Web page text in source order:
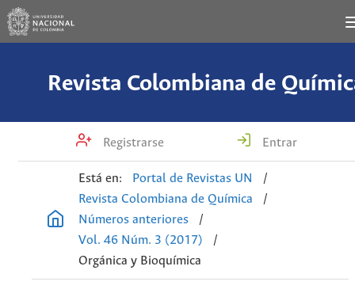
Revista Colombiana de
Registrarse Entrar
Está en: Portal de Revistas UN
/
Revista Colombiana de Química
/
Números anteriores
/
Vol. 46 Núm. 3 (2017)
/
Orgánica y Bioquímica